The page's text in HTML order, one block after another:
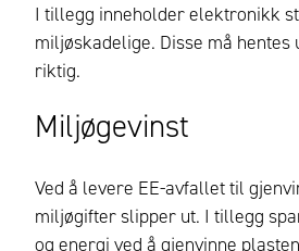
I tillegg inneholder elektronikk
miljøskadelige. Disse må hentes
riktig.
Miljøgevinst
Ved å levere EE-avfallet til
miljøgifter slipper ut. I tillegg
og energi ved å gjenvinne